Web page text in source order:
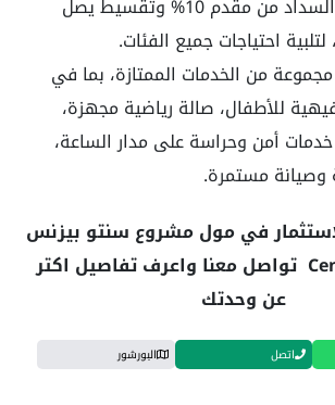
تبدأ أنظمة السداد من مقدم 10% وتقسيط يصل
من الخدمات الممتازة، بما في
للأطفال، صالة رياضية مجهزة،
خدمات أمن وحراسة على مدار الساعة،
وصيانة مستمرة.
في مول مشروع سنتو بيزنس
Centoo Business تواصل معنا واعرف تفاصيل اكتر
عن وحدتك
اتصل البورشور